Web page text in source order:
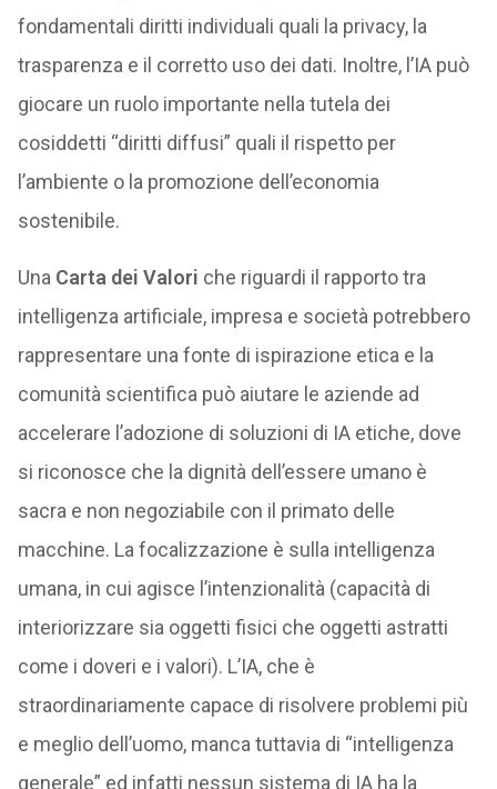
fondamentali diritti individuali quali la privacy, la
trasparenza e il corretto uso dei dati. Inoltre, l’IA può
giocare un ruolo importante nella tutela dei
cosiddetti “diritti diffusi” quali il rispetto per
l’ambiente o la promozione dell’economia
sostenibile.
Una Carta dei Valori che riguardi il rapporto tra
intelligenza artificiale, impresa e società potrebbero
rappresentare una fonte di ispirazione etica e la
comunità scientifica può aiutare le aziende ad
accelerare l’adozione di soluzioni di IA etiche, dove
si riconosce che la dignità dell’essere umano è
sacra e non negoziabile con il primato delle
macchine. La focalizzazione è sulla intelligenza
umana, in cui agisce l’intenzionalità (capacità di
interiorizzare sia oggetti fisici che oggetti astratti
come i doveri e i valori). L’IA, che è
straordinariamente capace di risolvere problemi più
e meglio dell’uomo, manca tuttavia di “intelligenza
generale” ed infatti nessun sistema di IA ha la